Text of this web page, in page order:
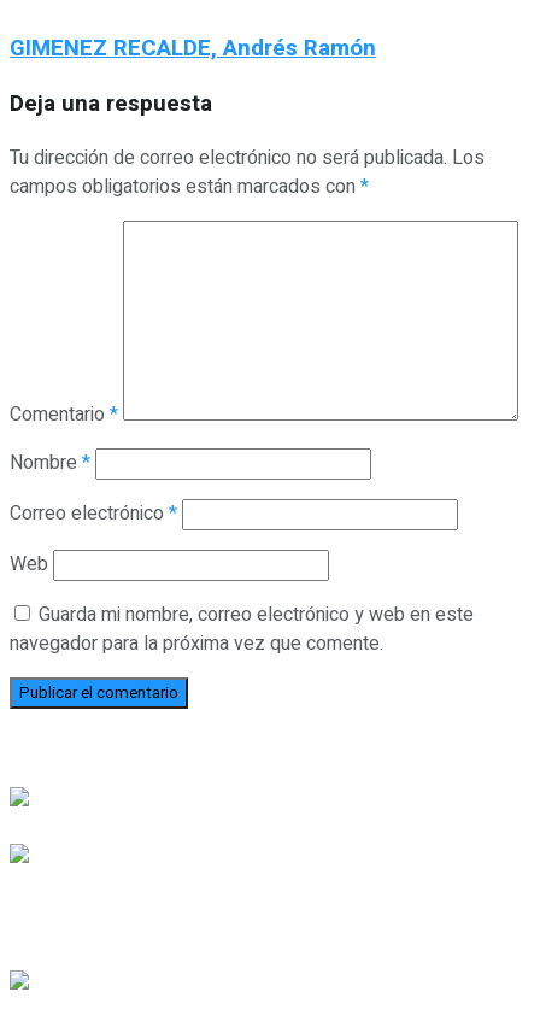
GIMENEZ RECALDE, Andrés Ramón
Deja una respuesta
Tu dirección de correo electrónico no será publicada. Los
campos obligatorios están marcados con*
Comentario *
Nombre *
Correo electrónico *
Web
Guarda mi nombre, correo electrónico y web en este
navegador para la próxima vez que comente.